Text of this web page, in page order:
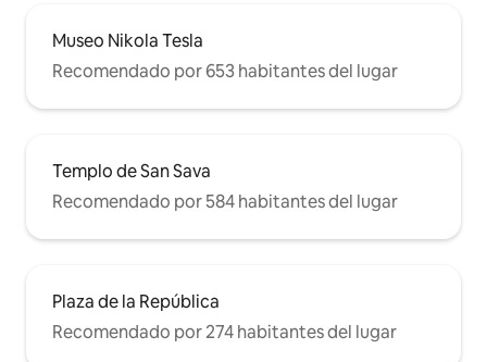
Museo Nikola Tesla
Recomendado por 653 habitantes del lugar
Templo de San Sava
Recomendado por 584 habitantes del lugar
Plaza de la República
Recomendado por 274 habitantes del lugar